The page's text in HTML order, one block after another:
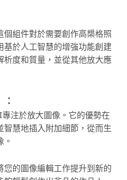
組件對於需要創作高槼格照
基於人工智慧的增強功能創建
析度和質量，並從其他放大應
注於放大圖像。它的優勢在
慧地插入附加細節，從而生
的圖像編輯工作提升到新的